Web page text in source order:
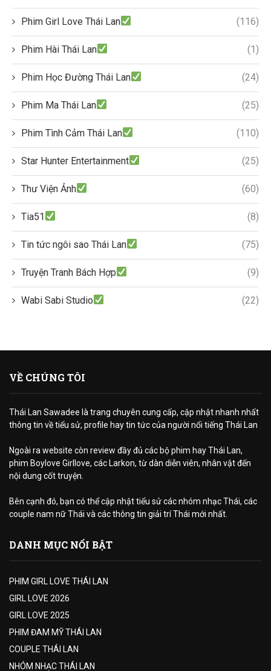
Phim Girl Love Thái Lan (116)
Phim Hài Thái Lan (1)
Phim Học Đường Thái Lan (24)
Phim Ma Thái Lan (25)
Phim Tình Cảm Thái Lan (110)
Star Hunter Entertainment (25)
Thư Viện Ảnh (60)
Tia51 (8)
Tin tức ngôi sao Thái Lan (75)
Truyện Tranh Bách Hợp (9)
Wabi Sabi Studio (22)
VỀ CHÚNG TÔI
Thái Lan Sawadee là trang chuyên cung cấp, cập nhật nhanh nhất
thông tin về tiểu sử, profile hay tin tức của người nổi tiếng Thái Lan
Ngoài ra website còn review đầy đủ các bộ phim hay Thái Lan,
phim Boylove Girllove, các Larkon, từ dàn diễn viên, nhân vật đến
nội dung cốt truyện.
Bên cạnh đó, bạn có thể cập nhật tiểu sử các nhóm nhạc Thái, các
couple nam nữ Thái và các thông tin giải trí Thái mới nhất.
DANH MỤC NỔI BẬT
PHIM GIRL LOVE THÁI LAN
GIRL LOVE 2026
GIRL LOVE 2025
PHIM ĐAM MỸ THÁI LAN
COUPLE THÁI LAN
NHÓM NHẠC THÁI LAN